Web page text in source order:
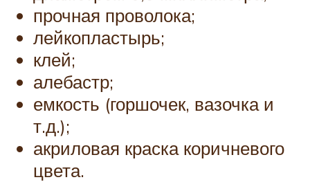
прочная проволока;
лейкопластырь;
клей;
алебастр;
емкость (горшочек, вазочка и
т.д.);
акриловая краска коричневого
цвета.